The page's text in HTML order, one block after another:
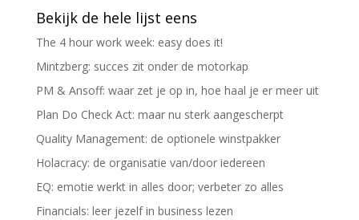
Praktijktheorie.
Bekijk de hele lijst eens
The 4 hour work week: easy does it!
Mintzberg: succes zit onder de motorkap
PM & Ansoff: waar zet je op in, hoe haal je er meer uit
Plan Do Check Act: maar nu sterk aangescherpt
Quality Management: de optionele winstpakker
Holacracy: de organisatie van/door iedereen
EQ: emotie werkt in alles door; verbeter zo alles
Financials: leer jezelf in business lezen